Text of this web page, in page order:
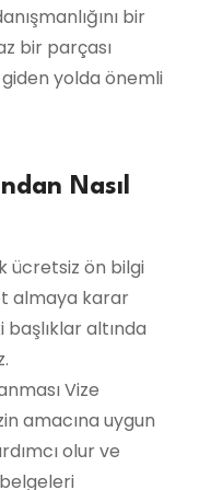
bir
bir parçası
yolda önemli
Nasıl
ücretsiz ön bilgi
almaya karar
altında
Vize
amacına uygun
olur ve